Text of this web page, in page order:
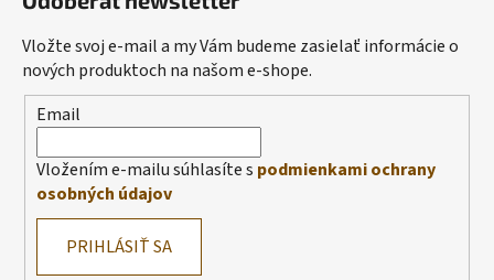
Vložte svoj e-mail a my Vám budeme zasielať informácie o
nových produktoch na našom e-shope.
Email
Vložením e-mailu súhlasíte s podmienkami ochrany
osobných údajov
PRIHLÁSIŤ SA